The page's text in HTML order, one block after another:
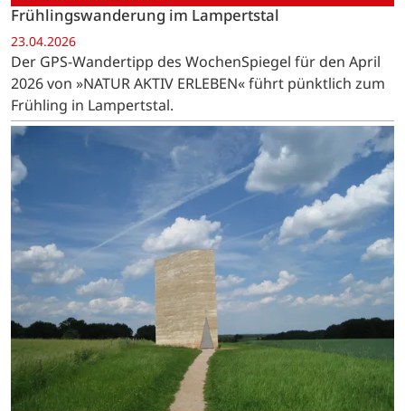
Frühlingswanderung im Lampertstal
23.04.2026
Der GPS-Wandertipp des WochenSpiegel für den April
2026 von »NATUR AKTIV ERLEBEN« führt pünktlich zum
Frühling in Lampertstal.